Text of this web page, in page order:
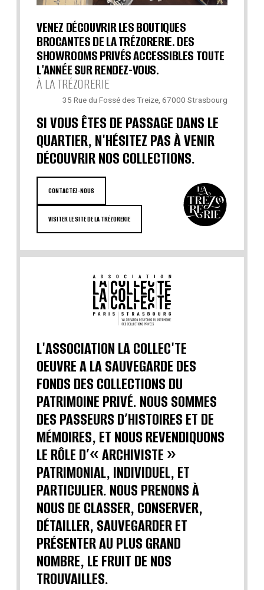
VENEZ DÉCOUVRIR LES BOUTIQUES
BROCANTES DE LA TRÉZORERIE. DES
SHOWROOMS PRIVÉS ACCESSIBLES TOUTE
L'ANNÉE SUR RENDEZ-VOUS.
À LA TRÉZORERIE
35 Rue du Fossé des Treize, 67000 Strasbourg
SI VOUS ÊTES DE PASSAGE DANS LE
QUARTIER, N'HÉSITEZ PAS À VENIR
DÉCOUVRIR NOS COLLECTIONS.
CONTACTEZ-NOUS
VISITER LE SITE DE LA TRÉZORERIE
L'ASSOCIATION LA COLLEC'TE
OEUVRE A LA SAUVEGARDE DES
FONDS DES COLLECTIONS DU
PATRIMOINE PRIVÉ. NOUS SOMMES
DES PASSEURS D’HISTOIRES ET DE
MÉMOIRES, ET NOUS REVENDIQUONS
LE RÔLE D’« ARCHIVISTE »
PATRIMONIAL, INDIVIDUEL, ET
PARTICULIER. NOUS PRENONS À
NOUS DE CLASSER, CONSERVER,
DÉTAILLER, SAUVEGARDER ET
PRÉSENTER AU PLUS GRAND
NOMBRE, LE FRUIT DE NOS
TROUVAILLES.